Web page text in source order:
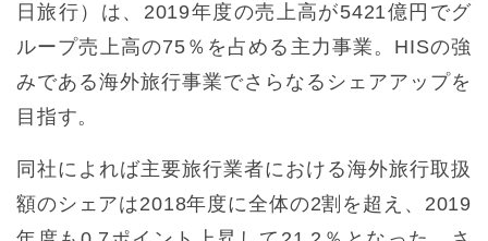
日旅行）は、2019年度の売上高が5421億円でグ
ループ売上高の75％を占める主力事業。HISの強
みである海外旅行事業でさらなるシェアアップを
目指す。
同社によれば主要旅行業者における海外旅行取扱
額のシェアは2018年度に全体の2割を超え、2019